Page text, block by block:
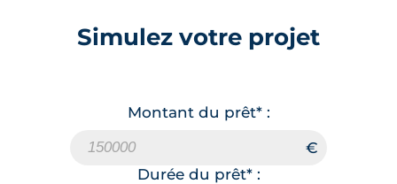
Simulez votre projet
Montant du prêt* :
Durée du prêt* :